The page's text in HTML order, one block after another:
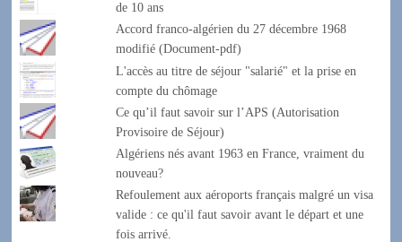
de 10 ans
Accord franco-algérien du 27 décembre 1968
modifié (Document-pdf)
L'accès au titre de séjour "salarié" et la prise en
compte du chômage
Ce qu’il faut savoir sur l’APS (Autorisation
Provisoire de Séjour)
Algériens nés avant 1963 en France, vraiment du
nouveau?
Refoulement aux aéroports français malgré un visa
valide : ce qu'il faut savoir avant le départ et une
fois arrivé.